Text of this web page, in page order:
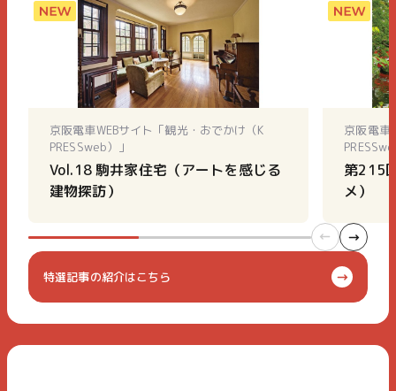
京阪電車WEBサイト「観光・おでかけ（K
PRESSweb）」
Vol.18 駒井家住宅（アートを感じる
建物探訪）
京阪電車
第215
メ）
特選記事の紹介はこちら